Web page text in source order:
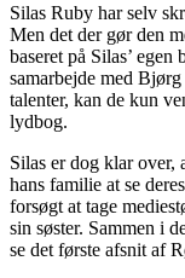
Silas Ruby har selv
Men det der gør den
baseret på Silas’
samarbejde med
talenter, kan de kun
lydbog.
Silas er dog klar over,
hans familie at se
forsøgt at tage
sin søster. Sammen i
se det første afsnit af